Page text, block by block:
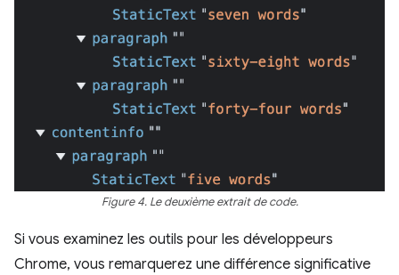
Figure 4. Le deuxième extrait de code.
Si vous examinez les outils pour les développeurs
Chrome, vous remarquerez une différence significative